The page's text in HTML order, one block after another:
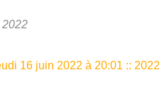
16 juin 2022 à 20:01 :: 2022